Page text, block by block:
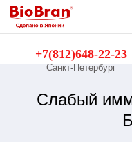
+7(812)648-22-23
Санкт-Петербург
Слабый